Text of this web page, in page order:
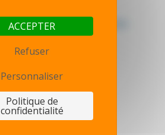
- Politique de confidentialité
ACCEPTER
Refuser
Personnaliser
Politique de
confidentialité